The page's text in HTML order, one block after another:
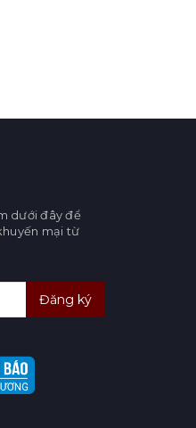
dưới đây để
mại từ
Đăng ký